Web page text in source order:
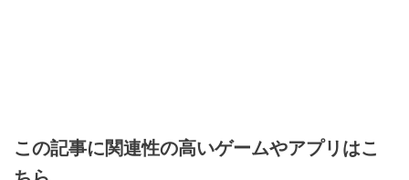
この記事に関連性の高いゲームやアプリはこ